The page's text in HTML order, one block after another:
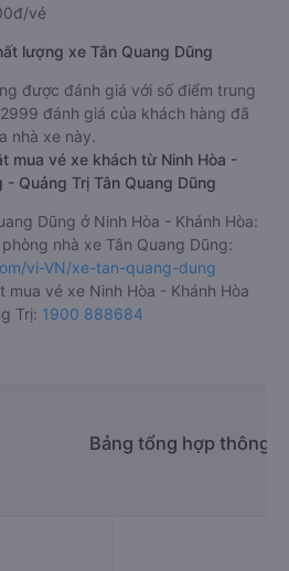
vé
lượng xe Tân Quang Dũng
được đánh giá với số điểm trung
đánh giá của khách hàng đã
nhà xe này.
mua vé xe khách từ Ninh Hòa -
- Quảng Trị Tân Quang Dũng
Dũng ở Ninh Hòa - Khánh Hòa:
nhà xe Tân Quang Dũng:
vi-VN/xe-tan-quang-dung
mua vé xe Ninh Hòa - Khánh Hòa
Trị: 1900 888684
Bảng tổng hợp thông